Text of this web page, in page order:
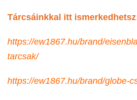
Tárcsáinkkal itt
https://ew1867.hu/brand/
tarcsak/
https://ew1867.hu/brand/globe-